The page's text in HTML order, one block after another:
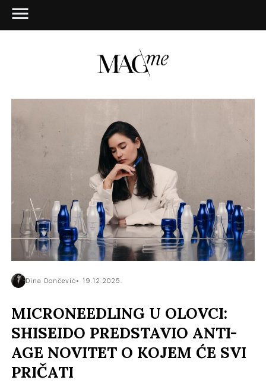
Dina Dončević 19.12.2025.
MICRONEEDLING U OLOVCI:
SHISEIDO PREDSTAVIO ANTI-
AGE NOVITET O KOJEM ĆE SVI
PRIČATI